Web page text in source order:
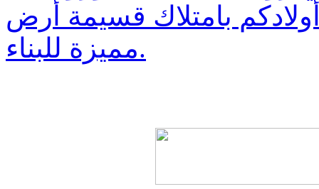
بامتلاك قسيمة أرض
مميزة للبناء.